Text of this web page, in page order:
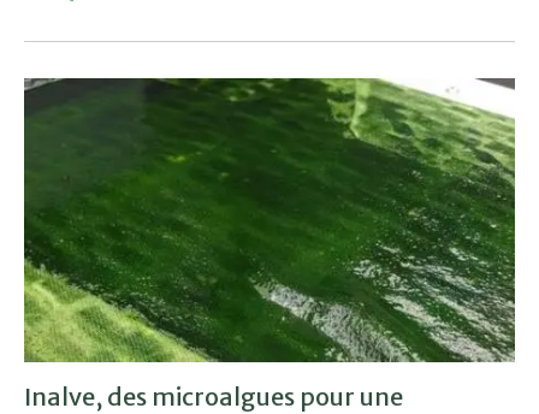
Inalve, des microalgues pour une